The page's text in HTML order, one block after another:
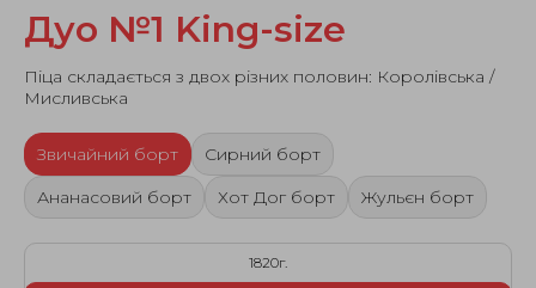
Дуо №1 King-size
Піца складається з двох різних половин: Королівська /
Мисливська
Звичайний борт
Сирний борт
Ананасовий борт
Хот Дог борт Жульєн борт
1820г.